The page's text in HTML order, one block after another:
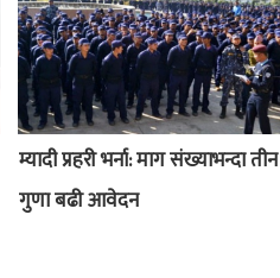
म्यादी प्रहरी भर्ना: माग संख्याभन्दा तीन
गुणा बढी आवेदन